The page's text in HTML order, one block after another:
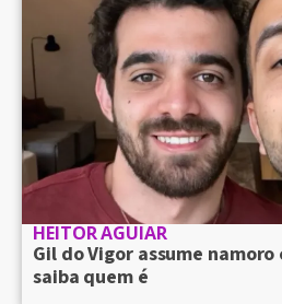
HEITOR AGUIAR
Gil do Vigor assume
saiba quem é